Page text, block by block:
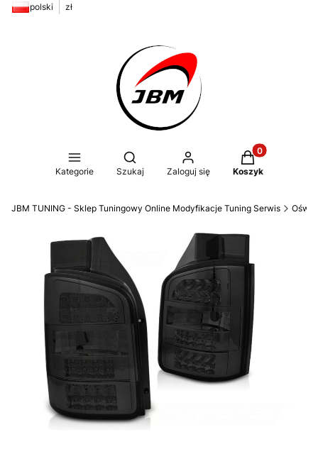
polski zł
Kategorie
Otwórz wyszukiwarkę
Szukaj Zaloguj się
Produkty w
Koszyk
JBM TUNING - Sklep Tuningowy Online Modyfikacje Tuning Serwis